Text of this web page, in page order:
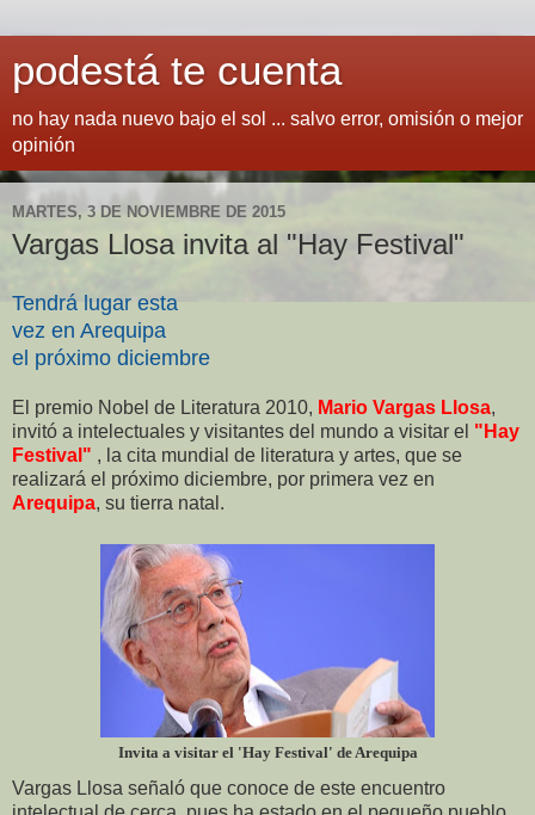
podestá te cuenta
no hay nada nuevo bajo el sol ... salvo error, omisión o mejor
opinión
MARTES, 3 DE NOVIEMBRE DE 2015
Vargas Llosa invita al "Hay Festival"
Tendrá lugar esta
vez en Arequipa
el próximo diciembre
El premio Nobel de Literatura 2010, Mario Vargas Llosa,
invitó a intelectuales y visitantes del mundo a visitar el "Hay
Festival" , la cita mundial de literatura y artes, que se
realizará el próximo diciembre, por primera vez en
Arequipa, su tierra natal.
Invita a visitar el 'Hay Festival' de Arequipa
Vargas Llosa señaló que conoce de este encuentro